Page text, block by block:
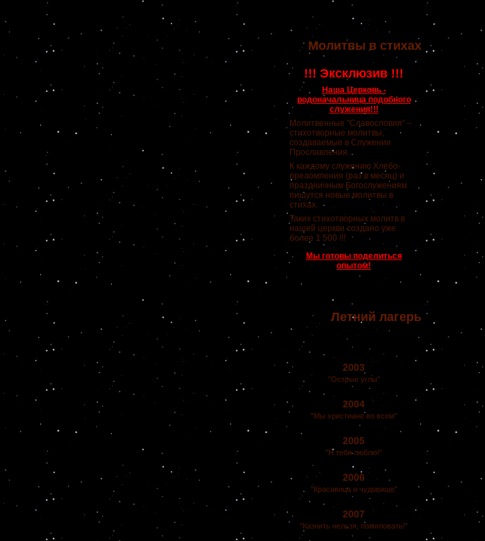
Молитвы в стихах
!!! Эксклюзив !!!
Наша Церковь -
родоначальница подобного
служения!!!
Молитвенные "Славословия" –
стихотворные молитвы,
создаваемые в Служении
Прославления.
К каждому служению Хлебо-
преломления (раз в месяц) и
праздничным Богослужениям
пишутся новые молитвы в
стихах.
Таких стихотворных молитв в
нашей церкви создано уже
более 1 500 !!!
Мы готовы поделиться
опытом!
Летний лагерь
2003
"Острые углы"
2004
"Мы христиане во всем"
2005
"Я тебя люблю!"
2006
"Красавица и чудовище"
2007
"Казнить нельзя, помиловать!"